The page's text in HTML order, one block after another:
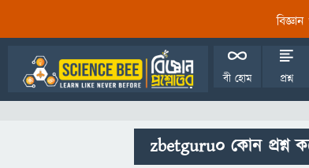
বী হোম প্রশ্ন
zbetguru0 কোন প্রশ্ন